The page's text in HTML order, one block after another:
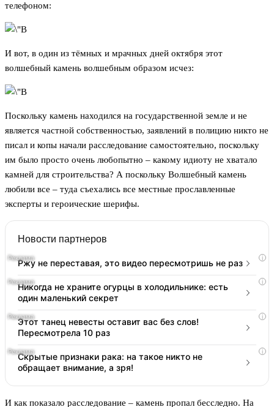
телефоном:
И вот, в один из тёмных и мрачных дней октября этот
волшебный камень волшебным образом исчез:
Поскольку камень находился на государственной земле и не
является частной собственностью, заявлений в полицию никто не
писал и копы начали расследование самостоятельно, поскольку
им было просто очень любопытно – какому идиоту не хватало
камней для строительства? А поскольку Волшебный камень
любили все – туда съехались все местные прославленные
эксперты и героические шерифы.
Новости партнеров
i
Ржу не переставая, это видео пересмотришь не раз
i
Никогда не храните огурцы в холодильнике: есть
один маленький секрет
i
Этот танец невесты оставит вас без слов!
Пересмотрела 10 раз
i
Скрытые признаки рака: на такое никто не
обращает внимание, а зря!
И как показало расследование – камень пропал бесследно. На